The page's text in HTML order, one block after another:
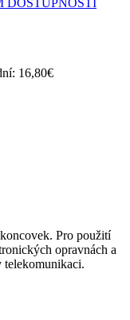
16,80€
Pro použití
opravnách a
telekomunikaci.